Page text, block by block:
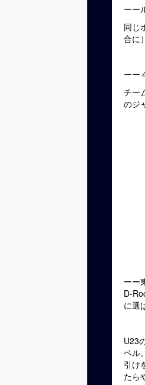
ーー
同じ
合に
ーー
チー
のジ
ーー
D-
に選
U23
ベル
引け
たら